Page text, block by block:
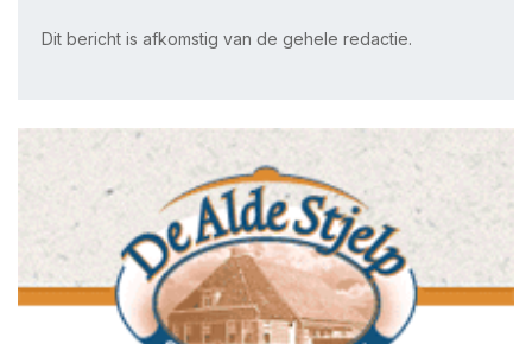
Dit bericht is afkomstig van de gehele redactie.